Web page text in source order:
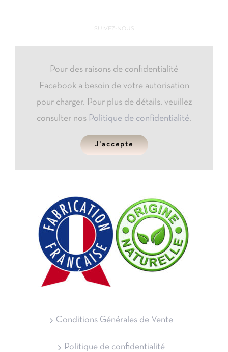
SUIVEZ-NOUS
Pour des raisons de confidentialité
Facebook a besoin de votre autorisation
pour charger. Pour plus de détails, veuillez
consulter nos Politique de confidentialité.
J'accepte
Conditions Générales de Vente
Politique de confidentialité